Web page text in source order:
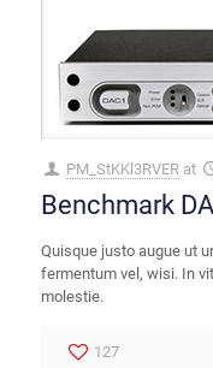
PM_StKKl3RVER at
Benchmark
Quisque justo augue ut
fermentum vel, wisi. In
molestie.
127